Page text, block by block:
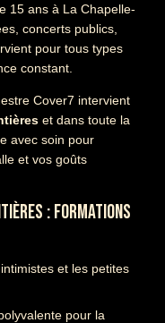
15 ans à La Chapelle-
concerts publics,
pour tous types
constant.
Cover7 intervient
et dans toute la
avec soin pour
et vos goûts
: FORMATIONS
et les petites
pour la